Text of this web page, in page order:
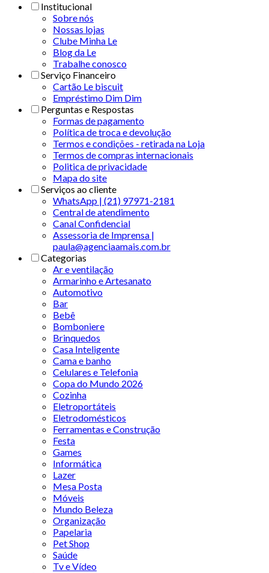
Institucional
Sobre nós
Nossas lojas
Clube Minha Le
Blog da Le
Trabalhe conosco
Serviço Financeiro
Cartão Le biscuit
Empréstimo Dim Dim
Perguntas e Respostas
Formas de pagamento
Política de troca e devolução
Termos e condições - retirada na Loja
Termos de compras internacionais
Politica de privacidade
Mapa do site
Serviços ao cliente
WhatsApp | (21) 97971-2181
Central de atendimento
Canal Confidencial
Assessoria de Imprensa |
paula@agenciaamais.com.br
Categorias
Ar e ventilação
Armarinho e Artesanato
Automotivo
Bar
Bebê
Bomboniere
Brinquedos
Casa Inteligente
Cama e banho
Celulares e Telefonia
Copa do Mundo 2026
Cozinha
Eletroportáteis
Eletrodomésticos
Ferramentas e Construção
Festa
Games
Informática
Lazer
Mesa Posta
Móveis
Mundo Beleza
Organização
Papelaria
Pet Shop
Saúde
Tv e Vídeo